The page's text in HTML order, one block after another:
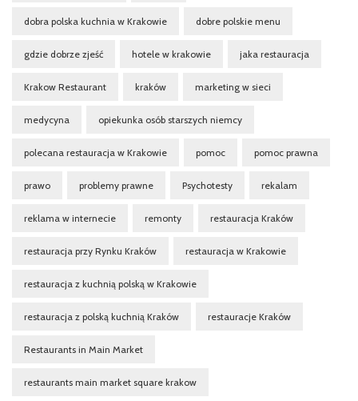
dobra polska kuchnia w Krakowie dobre polskie menu
gdzie dobrze zjeść hotele w krakowie jaka restauracja
Krakow Restaurant kraków marketing w sieci
medycyna opiekunka osób starszych niemcy
polecana restauracja w Krakowie pomoc pomoc prawna
prawo problemy prawne Psychotesty rekalam
reklama w internecie remonty restauracja Kraków
restauracja przy Rynku Kraków restauracja w Krakowie
restauracja z kuchnią polską w Krakowie
restauracja z polską kuchnią Kraków restauracje Kraków
Restaurants in Main Market
restaurants main market square krakow